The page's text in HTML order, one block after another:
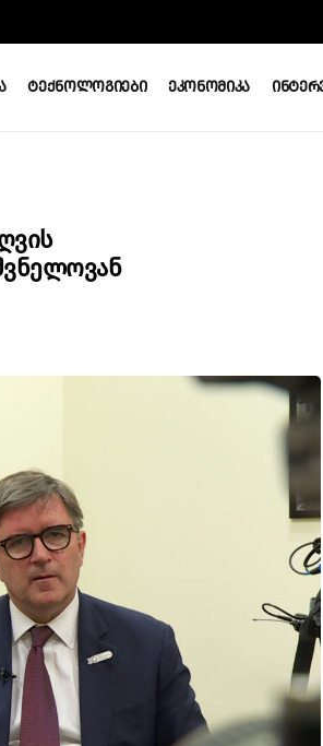
Ტექნოლოგიები Ეკონომიკა